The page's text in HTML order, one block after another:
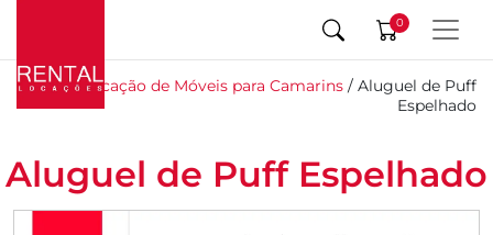
0
Início/ Locação de Móveis para Camarins / Aluguel de Puff
Espelhado
Aluguel de Puff Espelhado